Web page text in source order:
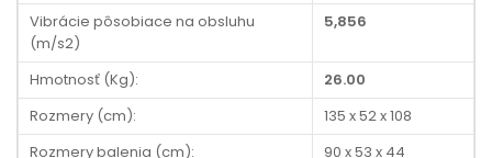
Vibrácie pôsobiace na obsluhu
(m/s2)
5,856
Hmotnosť (Kg):
26.00
Rozmery (cm):
135 x 52 x 108
Rozmery balenia (cm):
90 x 53 x 44